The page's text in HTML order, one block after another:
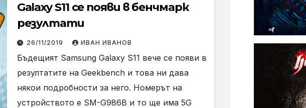
Galaxy S11 се появи в бенчмарк
резултати
26/11/2019 ИВАН ИВАНОВ
Бъдещият Samsung Galaxy S11 вече се появи в
резултатите на Geekbench и това ни дава
някои подробности за него. Номерът на
устройството е SM-G986B и то ще има 5G